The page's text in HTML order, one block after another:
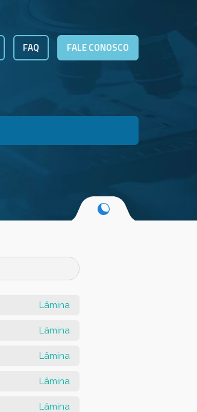
FAQ FALE CONOSCO
Lâmina
Lâmina
Lâmina
Lâmina
Lâmina